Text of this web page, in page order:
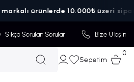
Sıkça Sorulan Sorular Bize Ulaşın
Sepetim
0
ürünlerde 10.000₺ üzeri